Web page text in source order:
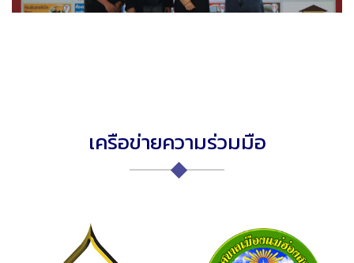
เครือข่ายความร่วมมือ